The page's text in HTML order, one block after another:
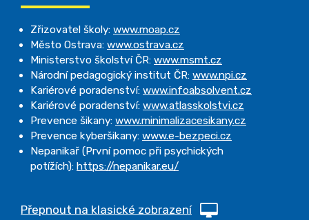
Zřizovatel školy: www.moap.cz
Město Ostrava: www.ostrava.cz
Ministerstvo školství ČR: www.msmt.cz
Národní pedagogický institut ČR: www.npi.cz
Kariérové poradenství: www.infoabsolvent.cz
Kariérové poradenství: www.atlasskolstvi.cz
Prevence šikany: www.minimalizacesikany.cz
Prevence kyberšikany: www.e-bezpeci.cz
Nepanikař (První pomoc při psychických
potížích): https://nepanikar.eu/
Přepnout na klasické zobrazení